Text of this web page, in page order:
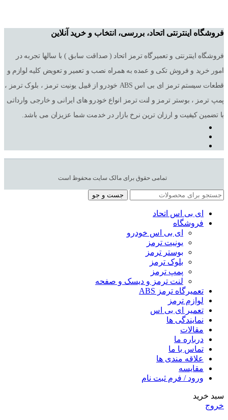
فروشگاه اینترنتی اتحاد، بررسی، انتخاب و خرید آنلاین
فروشگاه اینترنتی و تعمیرگاه ترمز اتحاد ( صداقت سابق ) با سالها تجربه در
امور خرید و فروش تکی و عمده به همراه نصب و تعمیر و تعویض کلیه لوازم و
قطعات سیستم ترمز ای بی اس ABS خودرو از قبیل یونیت ترمز ، بلوک ترمز ،
پمپ ترمز ، بوستر ترمز و لنت ترمز انواع خودرو های ایرانی و خارجی وارداتی
با تضمین کیفیت و ارزان ترین نرخ بازار در خدمت شما عزیزان می باشد.
تمامی حقوق برای مالک سایت محفوظ است
جست و جو
ای بی اس اتحاد
فروشگاه
ای بی اس خودرو
یونیت ترمز
بوستر ترمز
بلوک ترمز
پمپ ترمز
لنت ترمز و دیسک و صفحه
تعمیرگاه ترمز ABS
لوازم ترمز
تعمیر ای بی اس
نمایندگی ها
مقالات
درباره ما
تماس با ما
علاقه مندی ها
مقایسه
ورود / فرم ثبت نام
سبد خرید
خروج